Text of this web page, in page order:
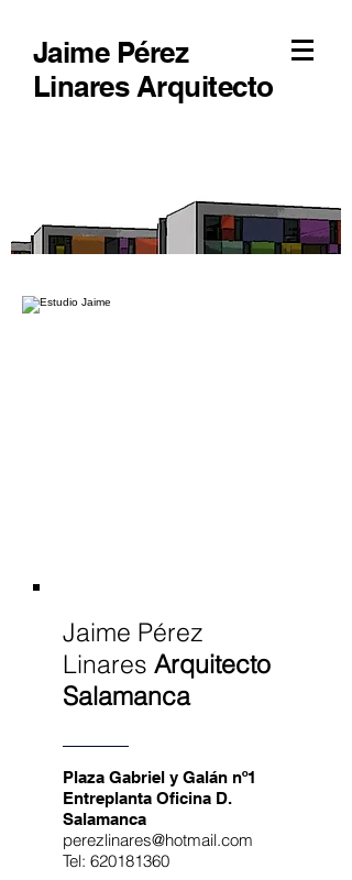
Jaime Pérez
Linares Arquitecto
Jaime Pérez
Linares Arquitecto
Salamanca
Plaza Gabriel y Galán nº1
Entreplanta Oficina D.
Salamanca
perezlinares@hotmail.com
Tel: 620181360